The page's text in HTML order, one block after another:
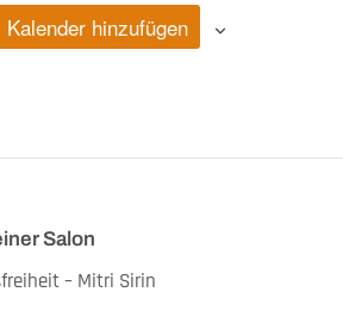
Kalender hinzufügen
Salon
– Mitri Sirin